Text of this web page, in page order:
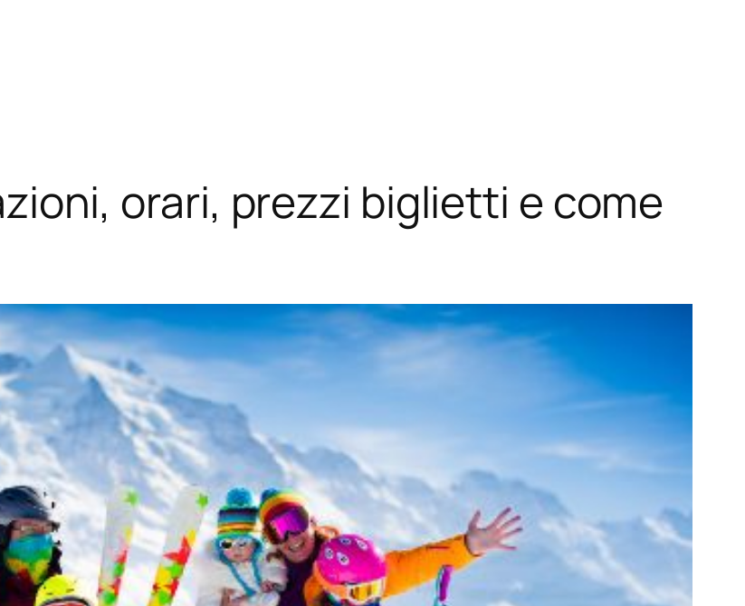
orari, prezzi biglietti e come